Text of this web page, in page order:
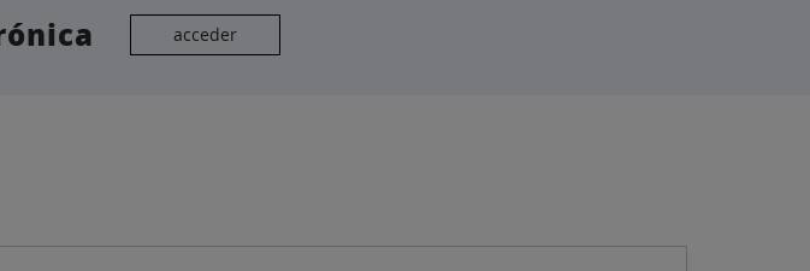
acceder